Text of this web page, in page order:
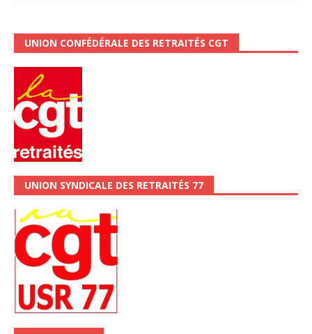
UNION CONFÉDÉRALE DES RETRAITÉS CGT
UNION SYNDICALE DES RETRAITÉS 77